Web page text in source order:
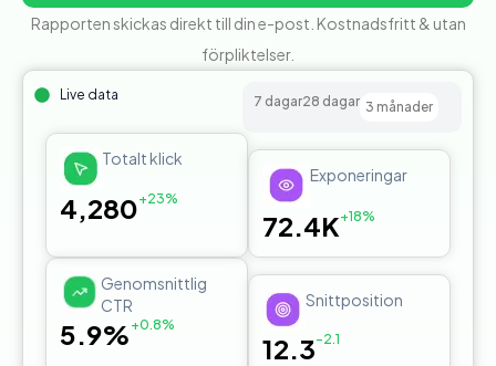
Rapporten skickas direkt till din e-post. Kostnadsfritt & utan
förpliktelser.
Live data 7 dagar28 dagar 3 månader
Totalt klick
4,280+23%
Exponeringar
72.4K+18%
Genomsnittlig
CTR
5.9% +0.8%
Snittposition
12.3-2.1